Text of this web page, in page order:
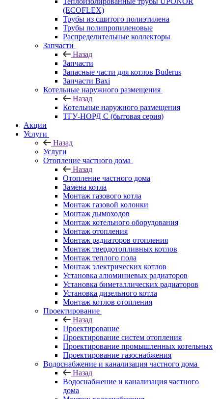
(ECOFLEX)
Трубы из сшитого полиэтилена
Трубы полипропиленовые
Распределительные коллекторы
Запчасти
Назад
Запчасти
Запасные части для котлов Buderus
Запчасти Baxi
Котельные наружного размещения
Назад
Котельные наружного размещения
ТГУ-НОРД С (бытовая серия)
Акции
Услуги
Назад
Услуги
Отопление частного дома
Назад
Отопление частного дома
Замена котла
Монтаж газового котла
Монтаж газовой колонки
Монтаж дымоходов
Монтаж котельного оборудования
Монтаж отопления
Монтаж радиаторов отопления
Монтаж твердотопливных котлов
Монтаж теплого пола
Монтаж электрических котлов
Установка алюминиевых радиаторов
Установка биметаллических радиаторов
Установка дизельного котла
Монтаж котлов отопления
Проектирование
Назад
Проектирование
Проектирование систем отопления
Проектирование промышленных котельных
Проектирование газоснабжения
Водоснабжение и канализация частного дома
Назад
Водоснабжение и канализация частного
дома